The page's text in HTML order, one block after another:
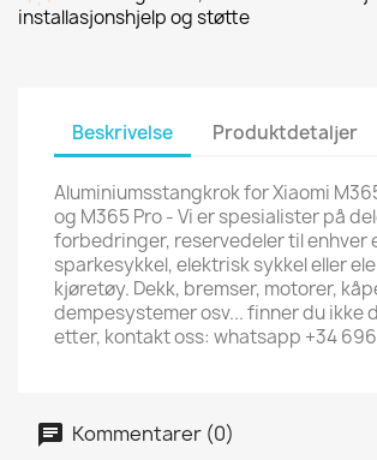
installasjonshjelp og støtte
Beskrivelse Produktdetaljer
Aluminiumsstangkrok for Xiaomi
og M365 Pro - Vi er spesialister på
forbedringer, reservedeler til enhver
sparkesykkel, elektrisk sykkel eller
kjøretøy. Dekk, bremser, motorer,
dempesystemer osv... finner du ikke
etter, kontakt oss: whatsapp +34
Kommentarer (0)